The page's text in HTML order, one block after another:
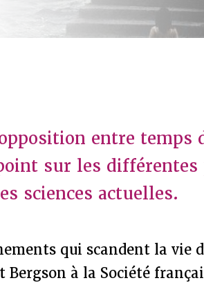
entre temps
sur les différentes
sciences actuelles.
qui scandent la vie
à la Société